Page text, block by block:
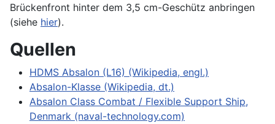
Brückenfront hinter dem 3,5 cm-Geschütz anbringen
(siehe hier).
Quellen
HDMS Absalon (L16) (Wikipedia, engl.)
Absalon-Klasse (Wikipedia, dt.)
Absalon Class Combat / Flexible Support Ship,
Denmark (naval-technology.com)